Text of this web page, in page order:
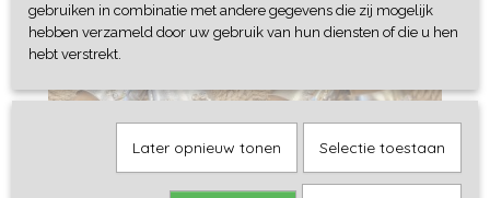
gebruiken in combinatie met andere gegevens die zij mogelijk
hebben verzameld door uw gebruik van hun diensten of die u hen
hebt verstrekt.
Later opnieuw tonen Selectie toestaan